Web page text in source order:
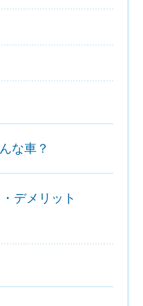
な車？
デメリット